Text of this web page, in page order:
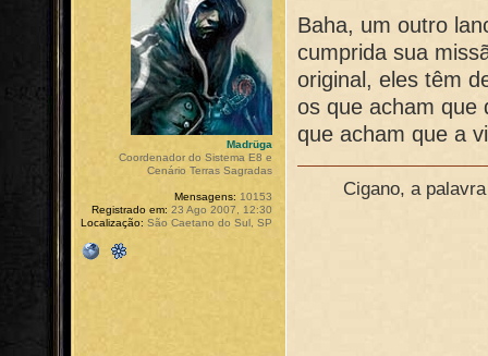
Baha, um outro
cumprida sua
original, eles têm
os que acham que
que acham que a
Cigano, a
Madrüga
Coordenador do Sistema E8 e
Cenário Terras Sagradas
Mensagens: 10153
Registrado em: 23 Ago 2007, 12:30
Localização: São Caetano do Sul, SP